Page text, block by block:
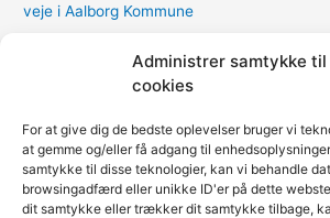
Administrer samtykke til
cookies
For at give dig de bedste oplevelser bruger vi
at gemme og/eller få adgang til
samtykke til disse teknologier, kan vi behandle
browsingadfærd eller unikke ID'er på dette
dit samtykke eller trækker dit samtykke tilbage,
veje i Aalborg Kommune
udbygningsaftaler
Mariann Wie Svensontil
nødovernatning til hjemløse i Multihallen på